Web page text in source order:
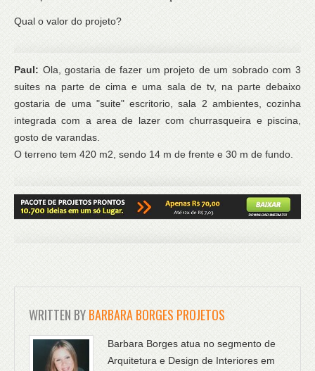
Qual o valor do projeto?
Paul: Ola, gostaria de fazer um projeto de um sobrado com 3
suites na parte de cima e uma sala de tv, na parte debaixo
gostaria de uma "suite" escritorio, sala 2 ambientes, cozinha
integrada com a area de lazer com churrasqueira e piscina,
gosto de varandas.
O terreno tem 420 m2, sendo 14 m de frente e 30 m de fundo.
WRITTEN BYBARBARA BORGES PROJETOS
Barbara Borges atua no segmento de
Arquitetura e Design de Interiores em